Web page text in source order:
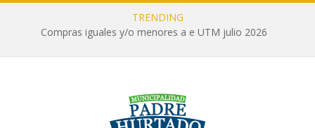
TRENDING
Compras iguales y/o menores a e UTM julio 2026